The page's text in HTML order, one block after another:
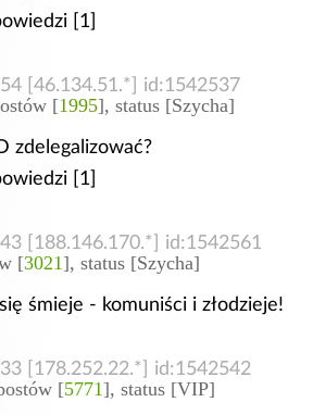
[1]
[46.134.51.*] id:1542537
[1995], status [Szycha]
zdelegalizować?
[1]
[188.146.170.*] id:1542561
[3021], status [Szycha]
śmieje - komuniści i złodzieje!
[178.252.22.*] id:1542542
[5771], status [VIP]